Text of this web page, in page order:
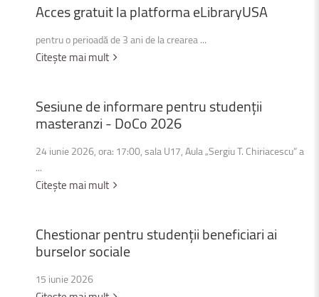
AccesgratuitlaplatformaeLibraryUSA
pentru o perioadă de 3 ani de la crearea ...
Citește mai mult
Sesiunedeinformarepentrustudenții
masteranzi-DoCo2026
24 iunie 2026, ora: 17:00, sala U17, Aula „Sergiu T. Chiriacescu” a
...
Citește mai mult
Chestionarpentrustudențiibeneficiariai
burselorsociale
15 iunie 2026